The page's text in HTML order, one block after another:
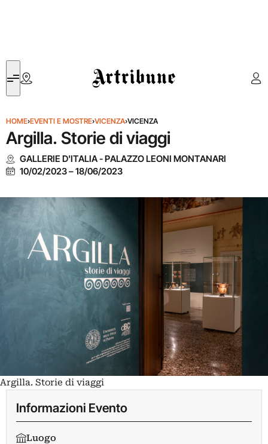
Artribune
HOME›EVENTI E MOSTRE›VICENZA›VICENZA
Argilla. Storie di viaggi
GALLERIE D'ITALIA - PALAZZO LEONI MONTANARI
10/02/2023–18/06/2023
Argilla. Storie di viaggi
Informazioni Evento
Luogo